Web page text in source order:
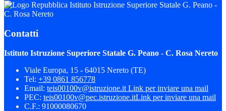
Istituto Istruzione Superiore Statale G. Peano -
C. Rosa Nereto
Contatti
Istituto Istruzione Superiore Statale G. Peano - C. Rosa Nereto
Viale Europa, 15 - 64015 Nereto (TE)
Tel: +39 0861 856778
Email: teis00100v@istruzione.it Link per inviare una mail
PEC: teis00100v@pec.istruzione.itLink per inviare una mail
C.F.: 91000080670